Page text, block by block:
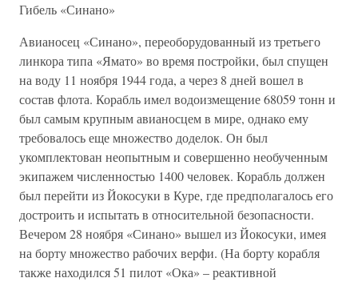
Гибель «Синано»
Авианосец «Синано», переоборудованный из третьего
линкора типа «Ямато» во время постройки, был спущен
на воду 11 ноября 1944 года, а через 8 дней вошел в
состав флота. Корабль имел водоизмещение 68059 тонн и
был самым крупным авианосцем в мире, однако ему
требовалось еще множество доделок. Он был
укомплектован неопытным и совершенно необученным
экипажем численностью 1400 человек. Корабль должен
был перейти из Йокосуки в Куре, где предполагалось его
достроить и испытать в относительной безопасности.
Вечером 28 ноября «Синано» вышел из Йокосуки, имея
на борту множество рабочих верфи. (На борту корабля
также находился 51 пилот «Ока» – реактивной